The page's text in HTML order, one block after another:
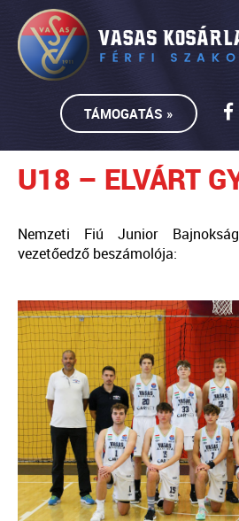
TÁMOGATÁS »
U18 – ELVÁRT
Nemzeti Fiú Junior
vezetőedző beszámolója: